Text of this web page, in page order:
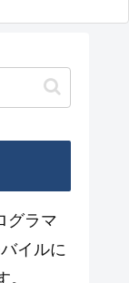
グラマ
イルに